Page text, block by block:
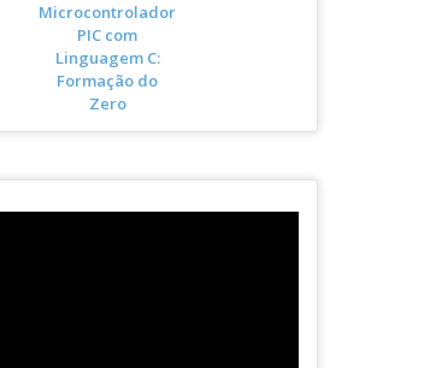
Microcontrolador
PIC com
Linguagem C:
Formação do
Zero